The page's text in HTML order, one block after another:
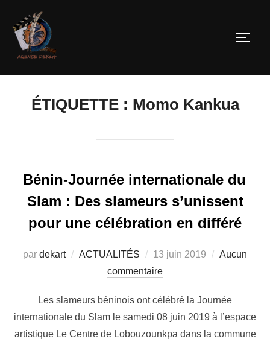
ÉTIQUETTE : Momo Kankua
Bénin-Journée internationale du
Slam : Des slameurs s’unissent
pour une célébration en différé
par dekart ACTUALITÉS 13 juin 2019
Aucun
commentaire
Les slameurs béninois ont célébré la Journée
internationale du Slam le samedi 08 juin 2019 à l’espace
artistique Le Centre de Lobouzounkpa dans la commune